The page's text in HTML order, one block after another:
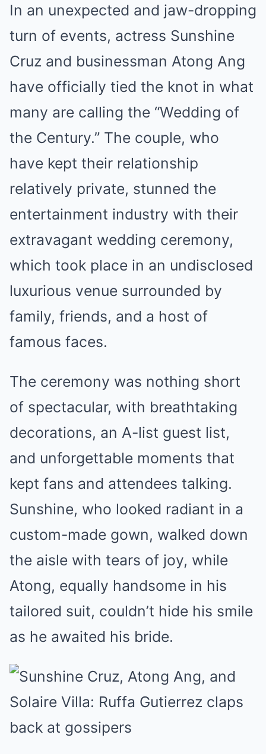
In an unexpected and jaw-dropping
turn of events, actress Sunshine
Cruz and businessman Atong Ang
have officially tied the knot in what
many are calling the “Wedding of
the Century.” The couple, who
have kept their relationship
relatively private, stunned the
entertainment industry with their
extravagant wedding ceremony,
which took place in an undisclosed
luxurious venue surrounded by
family, friends, and a host of
famous faces.
The ceremony was nothing short
of spectacular, with breathtaking
decorations, an A-list guest list,
and unforgettable moments that
kept fans and attendees talking.
Sunshine, who looked radiant in a
custom-made gown, walked down
the aisle with tears of joy, while
Atong, equally handsome in his
tailored suit, couldn’t hide his smile
as he awaited his bride.